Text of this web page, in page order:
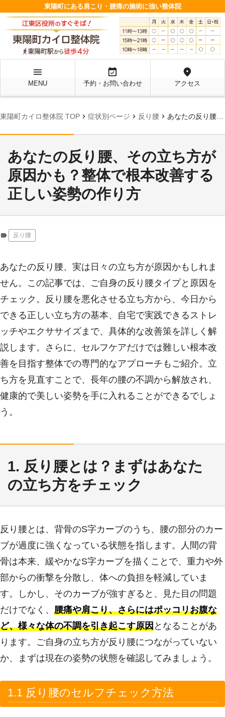
東陽町にある肩こり・腰痛の施術に強い整体院
menu
MENU
event_available
予約・お問い合わせ
location_on
アクセス
東陽町カイロ整体院 TOP chevron_right 症状別ページ chevron_right 反り腰 chevron_right あなたの反り腰、その立ち方が原因かも？整体で根本改善する正しい姿勢の作り方
あなたの反り腰、その立ち方が
原因かも？整体で根本改善する
正しい姿勢の作り方
label 反り腰
あなたの反り腰、実は日々の立ち方が原因かもしれま
せん。この記事では、ご自身の反り腰タイプと原因を
チェック。反り腰を悪化させる立ち方から、今日から
できる正しい立ち方の基本、自宅で実践できるストレ
ッチやエクササイズまで、具体的な改善策を詳しく解
説します。さらに、セルフケアだけでは難しい根本改
善を目指す整体での専門的なアプローチもご紹介。立
ち方を見直すことで、長年の腰の不調から解放され、
健康的で美しい姿勢を手に入れることができるでしょ
う。
1. 反り腰とは？まずはあなた
の立ち方をチェック
反り腰とは、背骨のS字カーブのうち、腰の部分のカー
ブが過度に強くなっている状態を指します。人間の背
骨は本来、緩やかなS字カーブを描くことで、重力や外
部からの衝撃を分散し、体への負担を軽減していま
す。しかし、そのカーブが強すぎると、見た目の問題
だけでなく、 腰痛や肩こり、さらにはポッコリお腹な
ど、様々な体の不調を引き起こす原因となることがあ
ります。ご自身の立ち方が反り腰につながっていない
か、まずは現在の姿勢の状態を確認してみましょう。
1.1 反り腰のセルフチェック方法